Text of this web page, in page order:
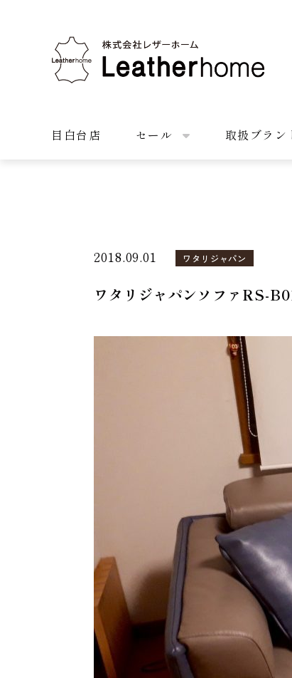
株式会社レザーホーム
目白台店 セール 取扱ブラン
2018.09.01 ワタリジャパン
ワタリジャパンソファRS-